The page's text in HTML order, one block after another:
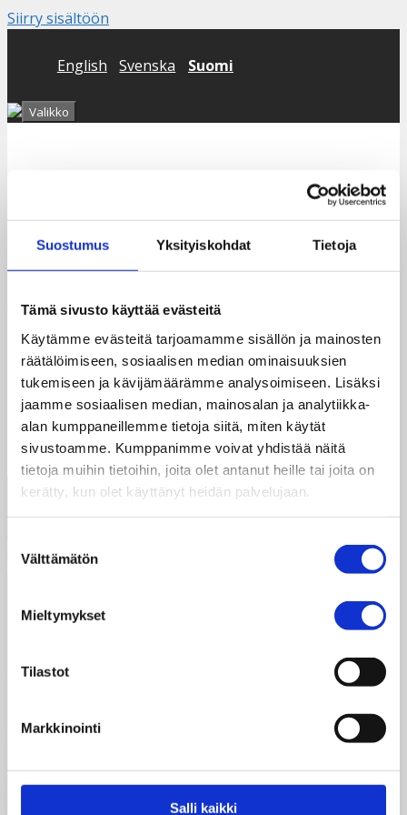
Suostumus Yksityiskohdat Tietoja
Tämä sivusto käyttää evästeitä
Käytämme evästeitä tarjoamamme sisällön ja mainosten
räätälöimiseen, sosiaalisen median ominaisuuksien
tukemiseen ja kävijämäärämme analysoimiseen. Lisäksi
jaamme sosiaalisen median, mainosalan ja analytiikka-
alan kumppaneillemme tietoja siitä, miten käytät
sivustoamme. Kumppanimme voivat yhdistää näitä
tietoja muihin tietoihin, joita olet antanut heille tai joita on
kerätty, kun olet käyttänyt heidän palvelujaan.
valinta
Välttämätön
Mieltymykset
Tilastot
Markkinointi
Salli kaikki
Siirry sisältöön
English Svenska Suomi
Valikko
Archives
Ei arkistoja.
Categories
suomi-video
Yleinen
Dagsverke rf
00530 Helsinki
ilmoittautuminen@taksvarkki.fi
Ilmoittaudu
Tilaa uutiskirje
Taksvärkki-keräys selkokielellä